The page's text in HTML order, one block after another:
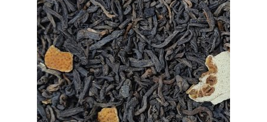
Thés Pukka
Thés absoluthé
Thés Christine Dattner
Thés Dammann Frères